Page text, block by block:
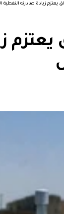
يعتزم زيادة صادرته